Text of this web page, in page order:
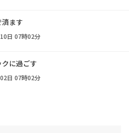
ます
日 07時02分
に過ごす
日 07時02分